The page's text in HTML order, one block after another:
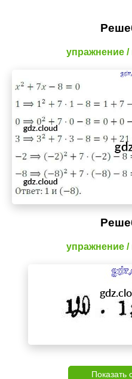
упражнение /
упражнение /
Показать